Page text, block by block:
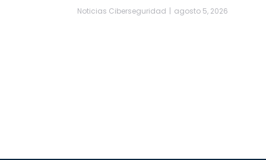
Noticias Ciberseguridad agosto 5, 2026